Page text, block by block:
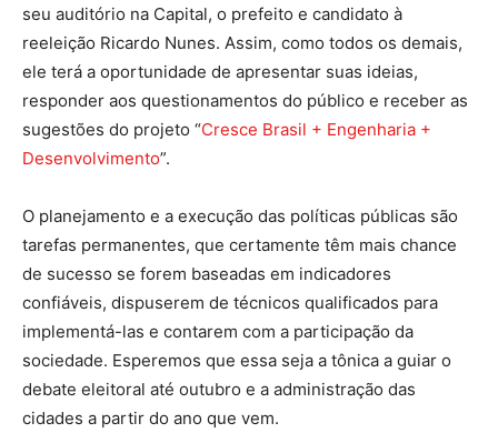
seu auditório na Capital, o prefeito e candidato à
reeleição Ricardo Nunes. Assim, como todos os demais,
ele terá a oportunidade de apresentar suas ideias,
responder aos questionamentos do público e receber as
sugestões do projeto “Cresce Brasil + Engenharia +
Desenvolvimento”.
O planejamento e a execução das políticas públicas são
tarefas permanentes, que certamente têm mais chance
de sucesso se forem baseadas em indicadores
confiáveis, dispuserem de técnicos qualificados para
implementá-las e contarem com a participação da
sociedade. Esperemos que essa seja a tônica a guiar o
debate eleitoral até outubro e a administração das
cidades a partir do ano que vem.